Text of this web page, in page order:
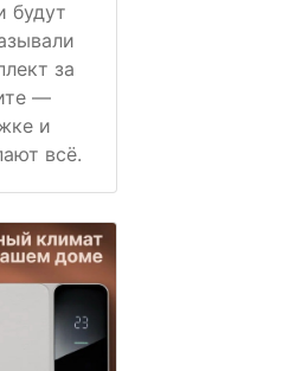
будут
за
—
и
всё.